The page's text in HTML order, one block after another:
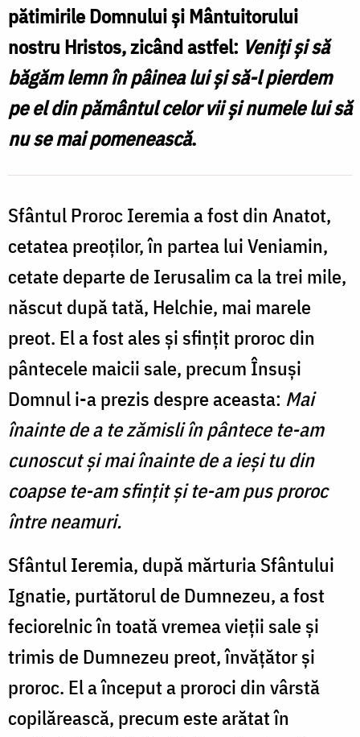
pătimirile Domnului și Mântuitorului
nostru Hristos, zicând astfel: Veniți și să
băgăm lemn în pâinea lui și să-l pierdem
pe el din pământul celor vii și numele lui să
nu se mai pomenească.
Sfântul Proroc Ieremia a fost din Anatot,
cetatea preoților, în partea lui Veniamin,
cetate departe de Ierusalim ca la trei mile,
născut după tată, Helchie, mai marele
preot. El a fost ales și sfințit proroc din
pântecele maicii sale, precum Însuși
Domnul i-a prezis despre aceasta: Mai
înainte de a te zămisli în pântece te-am
cunoscut și mai înainte de a ieși tu din
coapse te-am sfințit și te-am pus proroc
între neamuri.
Sfântul Ieremia, după mărturia Sfântului
Ignatie, purtătorul de Dumnezeu, a fost
feciorelnic în toată vremea vieții sale și
trimis de Dumnezeu preot, învățător și
proroc. El a început a proroci din vârstă
copilărească, precum este arătat în